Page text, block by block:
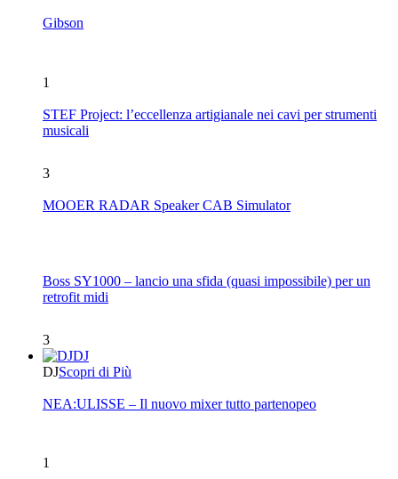
Gibson
1
STEF Project: l’eccellenza artigianale nei cavi per strumenti
musicali
3
MOOER RADAR Speaker CAB Simulator
Boss SY1000 – lancio una sfida (quasi impossibile) per un
retrofit midi
3
DJ
DJScopri di Più
NEA:ULISSE – Il nuovo mixer tutto partenopeo
1